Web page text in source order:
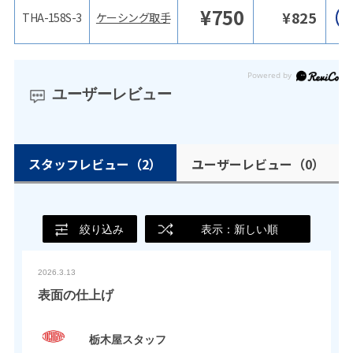
THA-158S-3 ケーシング取手 ¥750 ¥825
ユーザーレビュー
スタッフレビュー （2） ユーザーレビュー （0）
絞り込み 表示：新しい順
2026.3.13
表面の仕上げ
栃木屋スタッフ